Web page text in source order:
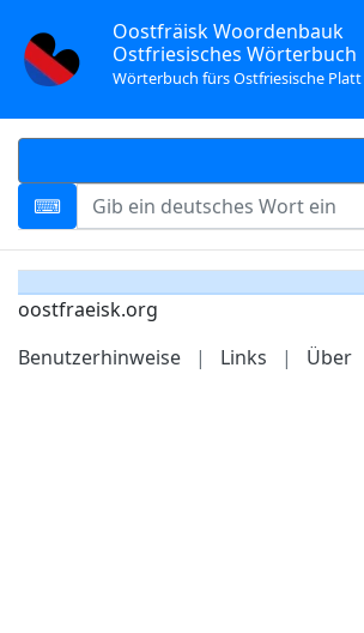
Oostfräisk Woordenbauk
Ostfriesisches Wörterbuch
Wörterbuch fürs Ostfriesische Platt
oostfraeisk.org
Benutzerhinweise
| Links | Über